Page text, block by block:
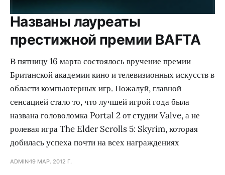
Названы лауреаты
престижной премии BAFTA
В пятницу 16 марта состоялось вручение премии
Британской академии кино и телевизионных искусств в
области компьютерных игр. Пожалуй, главной
сенсацией стало то, что лучшей игрой года была
названа головоломка Portal 2 от студии Valve, а не
ролевая игра The Elder Scrolls 5: Skyrim, которая
добилась успеха почти на всех награждениях
ADMIN19 МАР. 2012 Г.